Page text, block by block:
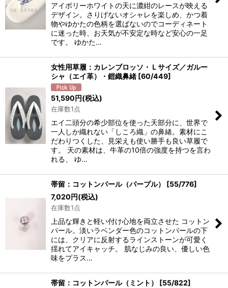
アイボリーホワイトの天に濃紺のレースが映える
デザイン。さりげないオシャレを楽しめ、かつ着
物やゆかたの色柄を選ばないのでコーディネート
に迷った時、お天気が不安定な時など安心の一足
です。 ゆかた…
女性用草履：カレンブロッソ・Ｌサイズ／ガルー
シャ（エイ革）・鎧織鼻緒 [60/449]
51,590円(税込)
在庫数1点
エイ二頭分の希少部位を使った天部分に、世界で
一人しか織れない「しころ織」の鼻緒。素材にこ
だわりつくした、見栄えも使い勝手も良い草履で
す。 天の素材は、牛革の10倍の強度を持つを言わ
れる、 ゆ…
帯留：コットンパール（パープル） [55/776]
7,020円(税込)
在庫数1点
上品な輝きと軽い付け心地を両立させた コットン
パール。淡いラベンダー色のコットンパールの下
には、クリアに反射するラインストーンが可愛く
揺れてアイキャッチ。 肌なじみの良い、優しい色
味をプラス…
帯留：コットンパール（ミント） [55/822]